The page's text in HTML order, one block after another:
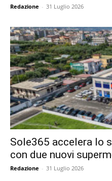
Redazione - 31 Luglio 2026
Sole365 accelera lo
con due nuovi
Redazione - 31 Luglio 2026